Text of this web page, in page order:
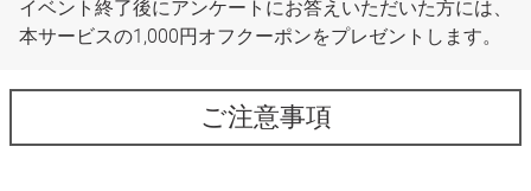
イベント終了後にアンケートにお答えいただいた方には、
本サービスの1,000円オフクーポンをプレゼントします。
ご注意事項